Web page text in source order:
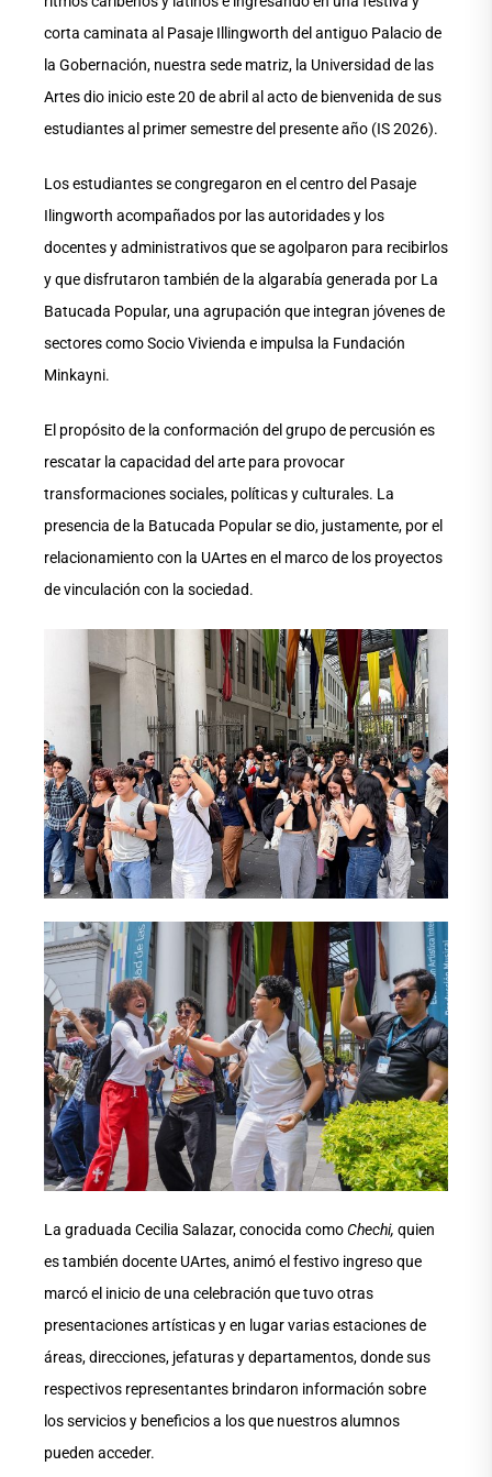
corta caminata al Pasaje Illingworth del antiguo Palacio de
la Gobernación, nuestra sede matriz, la Universidad de las
Artes dio inicio este 20 de abril al acto de bienvenida de sus
estudiantes al primer semestre del presente año (IS 2026).
Los estudiantes se congregaron en el centro del Pasaje
Ilingworth acompañados por las autoridades y los
docentes y administrativos que se agolparon para recibirlos
y que disfrutaron también de la algarabía generada por La
Batucada Popular, una agrupación que integran jóvenes de
sectores como Socio Vivienda e impulsa la Fundación
Minkayni.
El propósito de la conformación del grupo de percusión es
rescatar la capacidad del arte para provocar
transformaciones sociales, políticas y culturales. La
presencia de la Batucada Popular se dio, justamente, por el
relacionamiento con la UArtes en el marco de los proyectos
de vinculación con la sociedad.
La graduada Cecilia Salazar, conocida comoChechi, quien
es también docente UArtes, animó el festivo ingreso que
marcó el inicio de una celebración que tuvo otras
presentaciones artísticas y en lugar varias estaciones de
áreas, direcciones, jefaturas y departamentos, donde sus
respectivos representantes brindaron información sobre
los servicios y beneficios a los que nuestros alumnos
pueden acceder.